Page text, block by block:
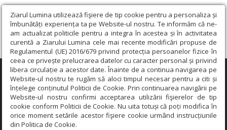
Ziarul Lumina utilizează fişiere de tip cookie pentru a personaliza și
îmbunătăți experiența ta pe Website-ul nostru. Te informăm că ne-
am actualizat politicile pentru a integra în acestea și în activitatea
curentă a Ziarului Lumina cele mai recente modificări propuse de
Regulamentul (UE) 2016/679 privind protecția persoanelor fizice în
ceea ce privește prelucrarea datelor cu caracter personal și privind
libera circulație a acestor date. Înainte de a continua navigarea pe
Website-ul nostru te rugăm să aloci timpul necesar pentru a citi și
înțelege conținutul Politicii de Cookie. Prin continuarea navigării pe
Website-ul nostru confirmi acceptarea utilizării fişierelor de tip
cookie conform Politicii de Cookie. Nu uita totuși că poți modifica în
orice moment setările acestor fişiere cookie urmând instrucțiunile
din Politica de Cookie.
×